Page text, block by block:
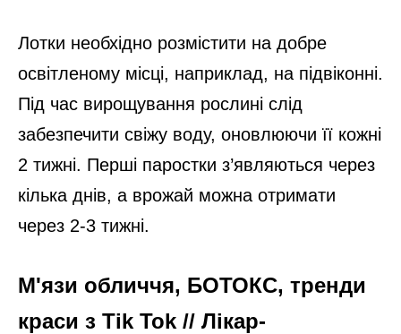
Лотки необхідно розмістити на добре
освітленому місці, наприклад, на підвіконні.
Під час вирощування рослині слід
забезпечити свіжу воду, оновлюючи її кожні
2 тижні. Перші паростки з’являються через
кілька днів, а врожай можна отримати
через 2-3 тижні.
М'язи обличчя, БОТОКС, тренди
краси з Tik Tok // Лікар-